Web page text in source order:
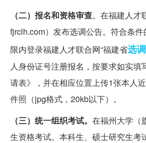
（二）报名和资格审查。在福建人才
fjrclh.com）发布选调公告。符合条
限内登录福建人才联合网“福建省选
人身份证号注册报名，按要求如实填
请表》，并在相应位置上传1张本人
件照（jpg格式，20kb以下）。
（三）统一组织考试。 在福州大学（
生资格考试。本科生、硕士研究生考